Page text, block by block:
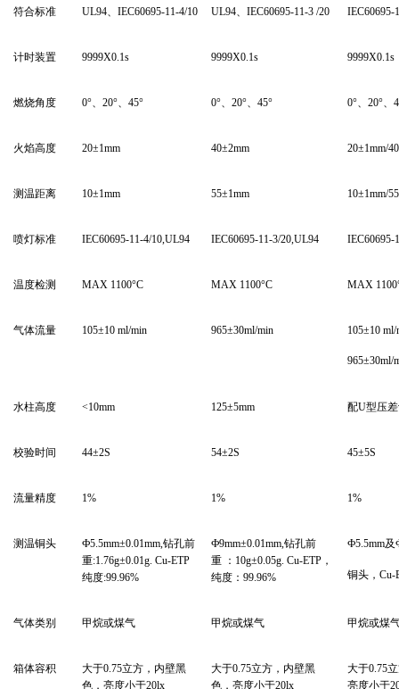
符合标准 UL94、IEC60695-11-4/10 UL94、IEC60695-11-3 /20 IEC60695-
计时装置 9999X0.1s 9999X0.1s 9999X0.1s
燃烧角度 0°、20°、45° 0°、20°、45° 0°、20°、
火焰高度 20±1mm 40±2mm 20±1mm/
测温距离 10±1mm 55±1mm 10±1mm/
喷灯标准 IEC60695-11-4/10,UL94 IEC60695-11-3/20,UL94 IEC60695-
温度检测 MAX 1100°C MAX 1100°C MAX
气体流量 105±10 ml/min 965±30ml/min 105±10 ml/
965±30ml/
水柱高度 <10mm 125±5mm 配U型压
校验时间 44±2S 54±2S 45±5S
流量精度 1% 1% 1%
测温铜头 Ф5.5mm±0.01mm,钻孔前
重:1.76g±0.01g. Cu-ETP
纯度:99.96%
Ф9mm±0.01mm,钻孔前
重 ：10g±0.05g. Cu-ETP，
纯度：99.96%
Ф5.5mm及
铜头，Cu-
气体类别 甲烷或煤气 甲烷或煤气 甲烷或煤
箱体容积
大于0.75立方，内壁黑
色，亮度小于20lx
大于0.75立方，内壁黑
色，亮度小于20lx
大于0.75
亮度小于